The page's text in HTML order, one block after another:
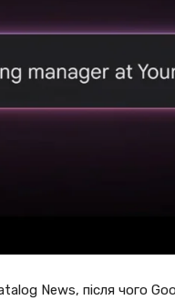
News, після чого